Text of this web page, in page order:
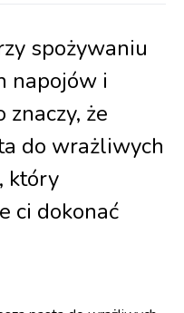
spożywaniu
napojów i
znaczy, że
do wrażliwych
który
ci dokonać